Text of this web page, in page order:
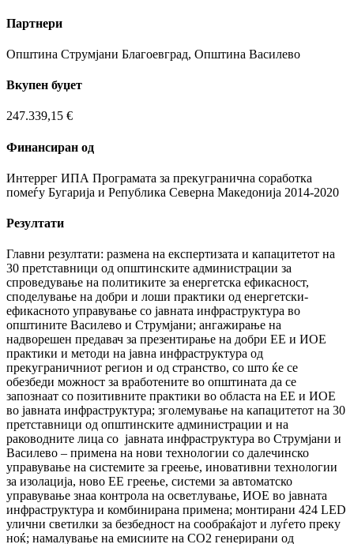
Партнери
Општина Струмјани Благоевград, Општина Василево
Вкупен буџет
247.339,15 €
Финансиран од
Интеррег ИПА Програмата за прекугранична соработка
помеѓу Бугарија и Република Северна Македонија 2014-2020
Резултати
Главни резултати: размена на експертизата и капацитетот на
30 претставници од општинските администрации за
спроведување на политиките за енергетска ефикасност,
споделување на добри и лоши практики од енергетски-
ефикасното управување со јавната инфраструктура во
општините Василево и Струмјани; ангажирање на
надворешен предавач за презентирање на добри ЕЕ и ИОЕ
практики и методи на јавна инфраструктура од
прекуграничниот регион и од странство, со што ќе се
обезбеди можност за вработените во општината да се
запознаат со позитивните практики во областа на ЕЕ и ИОЕ
во јавната инфраструктура; зголемување на капацитетот на 30
претставници од општинските администрации и на
раководните лица со јавната инфраструктура во Струмјани и
Василево – примена на нови технологии со далечинско
управување на системите за греење, иновативни технологии
за изолација, ново ЕЕ греење, системи за автоматско
управување знаа контрола на осветлување, ИОЕ во јавната
инфраструктура и комбинирана примена; монтирани 424 LED
улични светилки за безбедност на сообраќајот и луѓето преку
ноќ; намалување на емисиите на CO2 генерирани од